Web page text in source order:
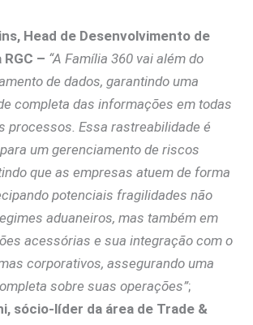
Head de Desenvolvimento de
– “A Família 360 vai além do
de dados, garantindo uma
completa das informações em todas
processos. Essa rastreabilidade é
um gerenciamento de riscos
que as empresas atuem de forma
potenciais fragilidades não
aduaneiros, mas também em
acessórias e sua integração com o
corporativos, assegurando uma
sobre suas operações”;
sócio-líder da área de Trade &